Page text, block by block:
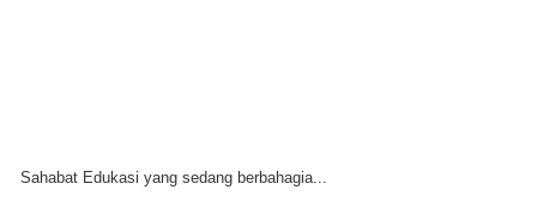
Sahabat Edukasi yang sedang berbahagia...